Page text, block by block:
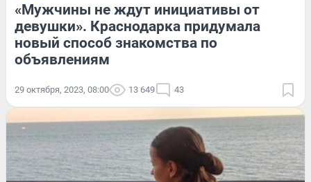
«Мужчины не ждут инициативы от
девушки». Краснодарка придумала
новый способ знакомства по
объявлениям
29 октября, 2023, 08:00 13 649 43